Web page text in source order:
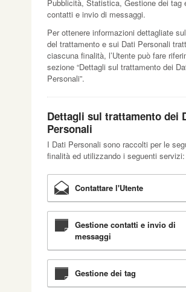
Pubblicità, Statistica, Gestione dei tag
contatti e invio di messaggi.
Per ottenere informazioni dettagliate
del trattamento e sui Dati Personali
ciascuna finalità, l’Utente può fare
sezione “Dettagli sul trattamento dei
Personali”.
Dettagli sul trattamento dei
Personali
I Dati Personali sono raccolti per le
finalità ed utilizzando i seguenti servizi:
Contattare l'Utente
Gestione contatti e invio di
messaggi
Gestione dei tag